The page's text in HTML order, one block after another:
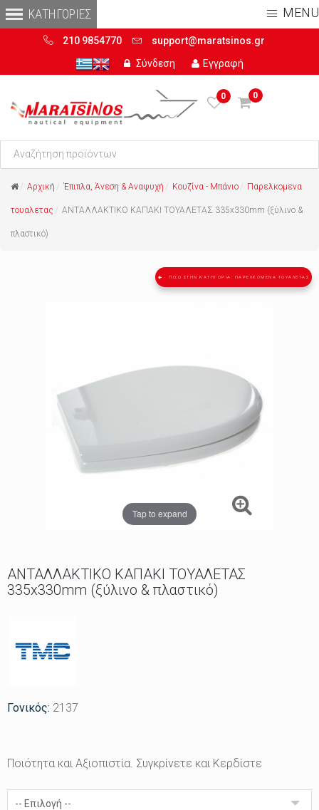
MENU
210 9854770
support@maratsinos.gr
Σύνδεση
Εγγραφή
0
0
Αρχική Έπιπλα, Άνεση & Αναψυχή Κουζίνα - Μπάνιο Παρελκομενα
τουαλετας ΑΝΤΑΛΛΑΚΤΙΚΟ ΚΑΠΑΚΙ ΤΟΥΑΛΕΤΑΣ 335x330mm (ξύλινο &
πλαστικό)
ΠΊΣΩ ΣΤΗΝ ΚΑΤΗΓΟΡΊΑ: ΠΑΡΕΛΚΟΜΕΝΑ ΤΟΥΑΛΕΤΑΣ
Tap to expand
ΑΝΤΑΛΛΑΚΤΙΚΟ ΚΑΠΑΚΙ ΤΟΥΑΛΕΤΑΣ
335x330mm (ξύλινο & πλαστικό)
Γονικός: 2137
Ποιότητα και Αξιοπιστία. Συγκρίνετε και Κερδίστε
-- Επιλογή --